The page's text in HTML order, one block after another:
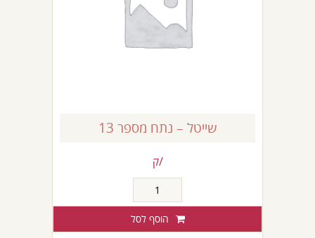
שייטל – נתח מספר 13
/ק
של
שייטל
-
הוסף לסל